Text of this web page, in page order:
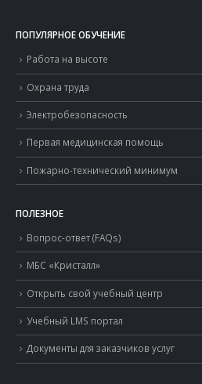
ПОПУЛЯРНОЕ ОБУЧЕНИЕ
Работа на высоте
Охрана труда
Электробезопасность
Первая медицинская помощь
Пожарно-технический минимум
ПОЛЕЗНОЕ
Вопрос-ответ (FAQs)
МБС «Кристалл»
Открыть свой учебный центр
Учебный LMS портал
Документы для заказчиков услуг